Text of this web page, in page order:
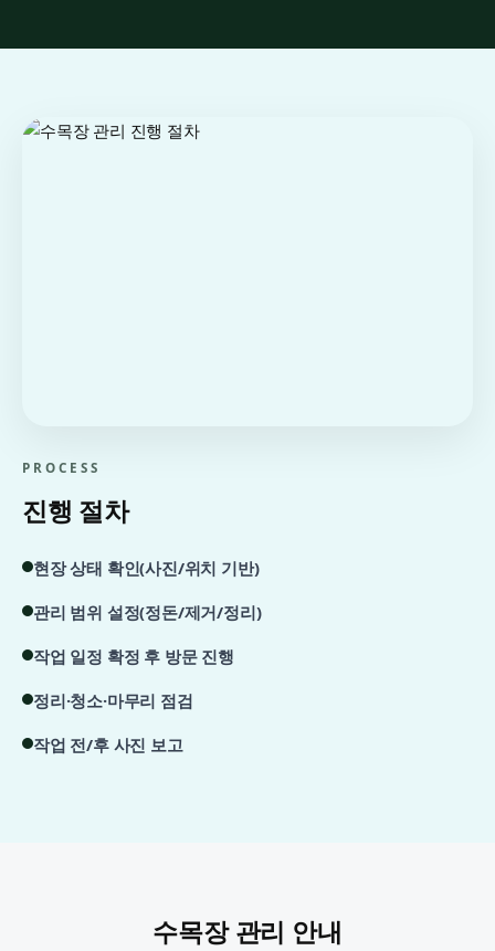
PROCESS
진행 절차
현장 상태 확인(사진/위치 기반)
관리 범위 설정(정돈/제거/정리)
작업 일정 확정 후 방문 진행
정리·청소·마무리 점검
작업 전/후 사진 보고
수목장 관리 안내